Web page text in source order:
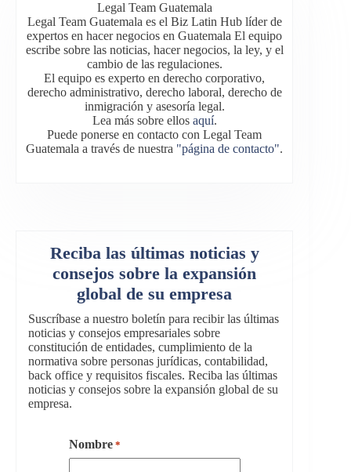
Legal Team Guatemala
Legal Team Guatemala es el Biz Latin Hub líder de
expertos en hacer negocios en Guatemala El equipo
escribe sobre las noticias, hacer negocios, la ley, y el
cambio de las regulaciones.
El equipo es experto en derecho corporativo,
derecho administrativo, derecho laboral, derecho de
inmigración y asesoría legal.
Lea más sobre ellos aquí.
Puede ponerse en contacto con Legal Team
Guatemala a través de nuestra "página de contacto".
Reciba las últimas noticias y
consejos sobre la expansión
global de su empresa
Suscríbase a nuestro boletín para recibir las últimas
noticias y consejos empresariales sobre
constitución de entidades, cumplimiento de la
normativa sobre personas jurídicas, contabilidad,
back office y requisitos fiscales. Reciba las últimas
noticias y consejos sobre la expansión global de su
empresa.
Nombre *